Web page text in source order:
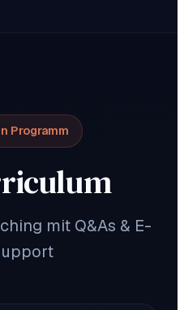
Programm
mit Q&As & E-